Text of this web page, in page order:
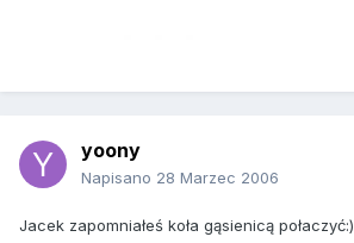
yoony
Napisano 28 Marzec 2006
Jacek zapomniałeś koła gąsienicą połaczyć:)